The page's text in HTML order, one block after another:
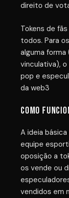
direito de
Tokens de
todos. Para
alguma
vinculativa),
pop e
da web3
Como
A ideia
equipe
oposição a
os vende ou
vendidos em